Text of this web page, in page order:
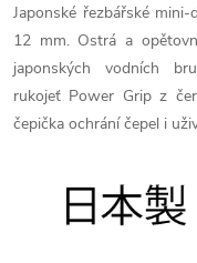
Japonské řezbářské
12 mm. Ostrá a
japonských vodních
rukojeť Power Grip z
čepička ochrání čepel i